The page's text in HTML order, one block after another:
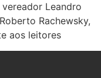
Leandro
Rachewsky,
aos leitores